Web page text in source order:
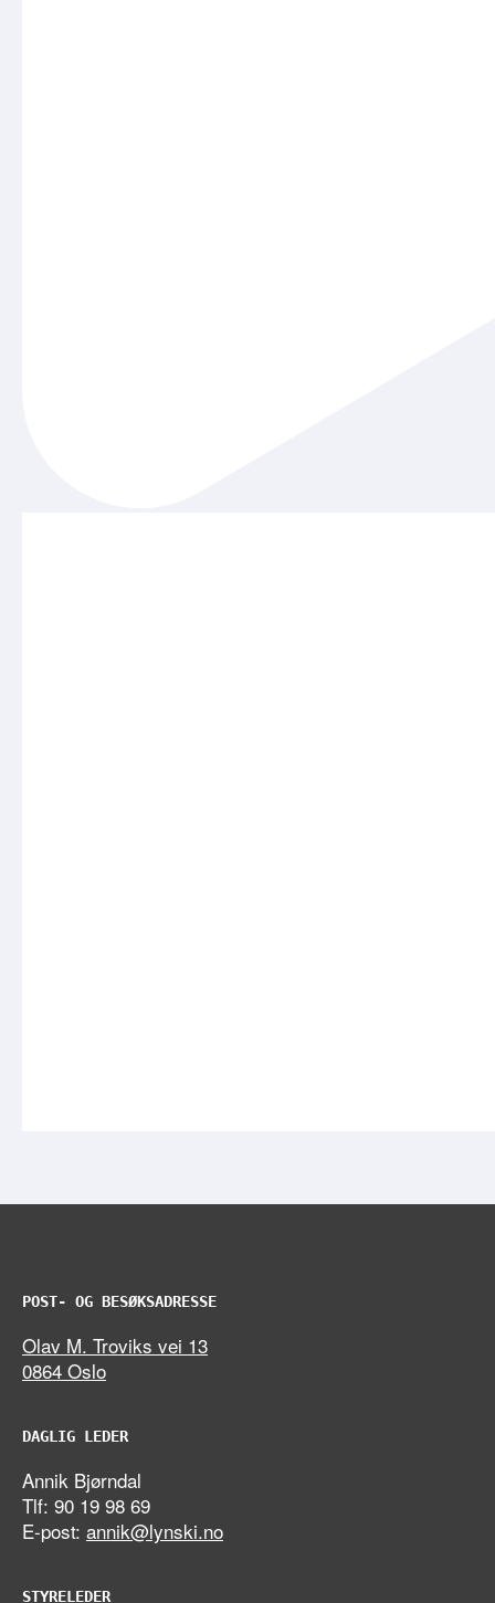
POST- OG BESØKSADRESSE
Olav M. Troviks vei 13
0864 Oslo
DAGLIG LEDER
Annik Bjørndal
Tlf: 90 19 98 69
E-post: annik@lynski.no
STYRELEDER